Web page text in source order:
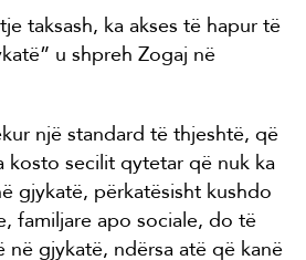
taksash, ka akses të hapur të
u shpreh Zogaj në
një standard të thjeshtë, që
kosto secilit qytetar që nuk ka
gjykatë, përkatësisht kushdo
familjare apo sociale, do të
në gjykatë, ndërsa atë që kanë